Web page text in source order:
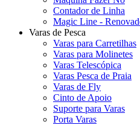
Contador de Linha
Magic Line -
Varas de Pesca
Varas para Carretilhas
Varas para Molinetes
Varas Telescópica
Varas Pesca de Praia
Varas de Fly
Cinto de Apoio
Suporte para Varas
Porta Varas